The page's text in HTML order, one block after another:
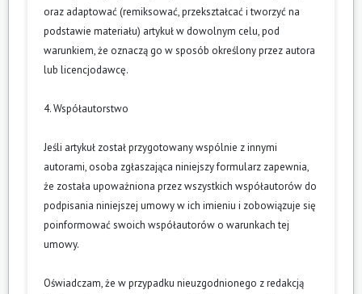
oraz adaptować (remiksować, przekształcać i tworzyć na
podstawie materiału) artykuł w dowolnym celu, pod
warunkiem, że oznaczą go w sposób określony przez autora
lub licencjodawcę.
4. Współautorstwo
Jeśli artykuł został przygotowany wspólnie z innymi
autorami, osoba zgłaszająca niniejszy formularz zapewnia,
że została upoważniona przez wszystkich współautorów do
podpisania niniejszej umowy w ich imieniu i zobowiązuje się
poinformować swoich współautorów o warunkach tej
umowy.
Oświadczam, że w przypadku nieuzgodnionego z redakcją